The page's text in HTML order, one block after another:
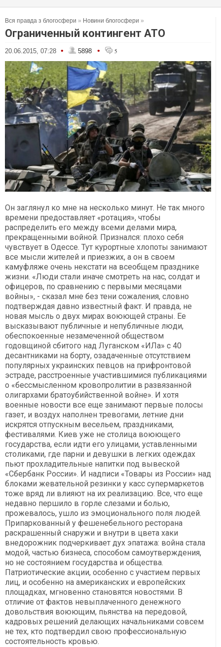
Вся правда з блогосфери » Новини блогосфери »
Ограниченный контингент АТО
20.06.2015, 07:28 • 5898 • 5
Он заглянул ко мне на несколько минут. Не так много
времени предоставляет «ротация», чтобы
распределить его между всеми делами мира,
прекращенными войной. Признался: плохо себя
чувствует в Одессе. Тут курортные хлопоты занимают
все мысли жителей и приезжих, а он в своем
камуфляже очень некстати на всеобщем празднике
жизни. «Люди стали иначе смотреть на нас, солдат и
офицеров, по сравнению с первыми месяцами
войны», - сказал мне без тени сожаления, словно
подтверждая давно известный факт. И правда, не
новая мысль о двух мирах воюющей страны. Ее
высказывают публичные и непубличные люди,
обеспокоенные незамеченной обществом
годовщиной сбитого над Луганском «ИЛа» с 40
десантниками на борту, озадаченные отсутствием
популярных украинских певцов на прифронтовой
эстраде, расстроенные участившимися публикациями
о «бессмысленном кровопролитии в развязанной
олигархами братоубийственной войне». И хотя
военные новости все еще занимают первые полосы
газет, и воздух наполнен тревогами, летние дни
искрятся отпускным весельем, праздниками,
фестивалями. Киев уже не столица воюющего
государства, если идти его улицами, уставленными
столиками, где парни и девушки в легких одеждах
пьют прохладительные напитки под вывеской
«Сбербанк России». И надписи «Товары из России» над
блоками жевательной резинки у касс супермаркетов
тоже вряд ли влияют на их реализацию. Все, что еще
недавно першило в горле слезами и болью,
прожевалось, ушло из эмоционального поля людей.
Припаркованный у фешенебельного ресторана
раскрашенный снаружи и внутри в цвета хаки
внедорожник подчеркивает дух эпатажа: война стала
модой, частью бизнеса, способом самоутверждения,
но не состоянием государства и общества.
Патриотические акции, особенно с участием первых
лиц, и особенно на американских и европейских
площадках, мгновенно становятся новостями. В
отличие от фактов невыплаченного денежного
довольствия воюющим, пьянства на передовой,
кадровых решений делающих начальниками совсем
не тех, кто подтвердил свою профессиональную
состоятельность кровью.